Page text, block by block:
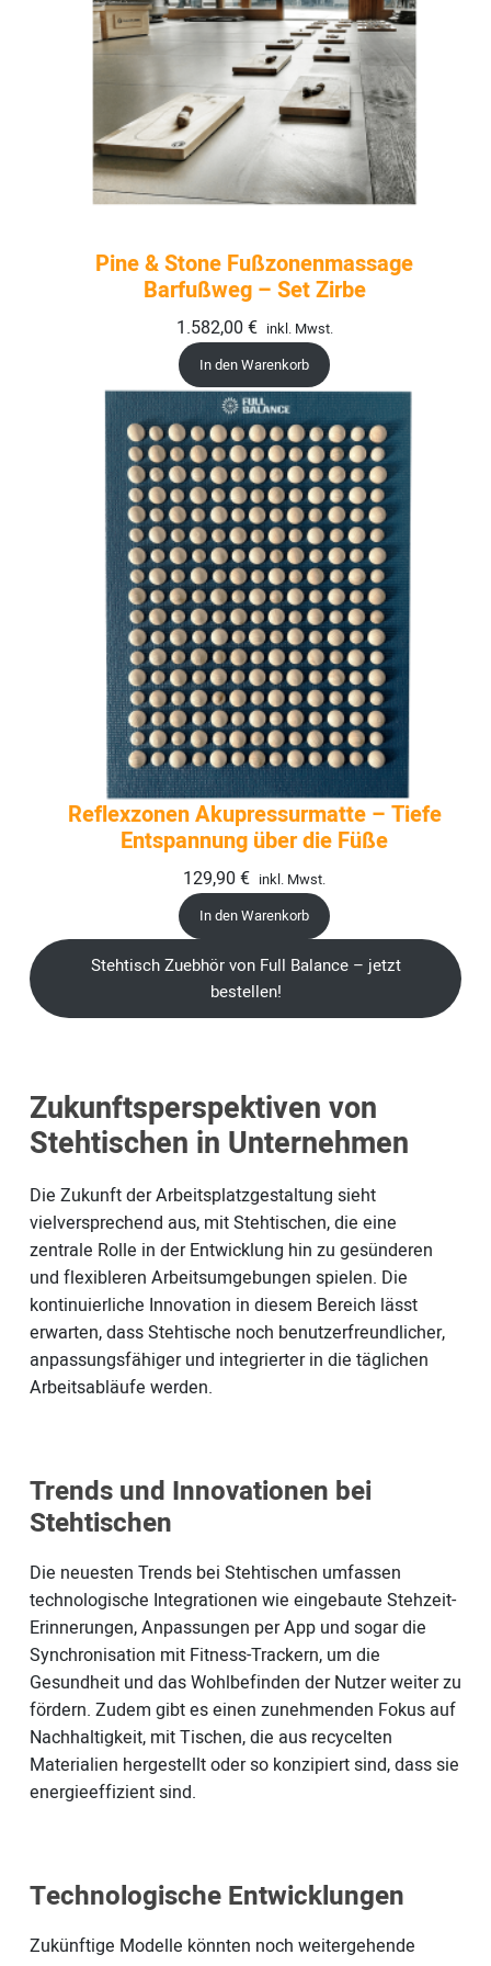
Pine & Stone Fußzonenmassage
Barfußweg – Set Zirbe
1.582,00€ inkl. Mwst.
In den Warenkorb
Reflexzonen Akupressurmatte – Tiefe
Entspannung über die Füße
129,90€ inkl. Mwst.
In den Warenkorb
Stehtisch Zuebhör von Full Balance – jetzt
bestellen!
Zukunftsperspektiven von
Stehtischen in Unternehmen
Die Zukunft der Arbeitsplatzgestaltung sieht
vielversprechend aus, mit Stehtischen, die eine
zentrale Rolle in der Entwicklung hin zu gesünderen
und flexibleren Arbeitsumgebungen spielen. Die
kontinuierliche Innovation in diesem Bereich lässt
erwarten, dass Stehtische noch benutzerfreundlicher,
anpassungsfähiger und integrierter in die täglichen
Arbeitsabläufe werden.
Trends und Innovationen bei
Stehtischen
Die neuesten Trends bei Stehtischen umfassen
technologische Integrationen wie eingebaute Stehzeit-
Erinnerungen, Anpassungen per App und sogar die
Synchronisation mit Fitness-Trackern, um die
Gesundheit und das Wohlbefinden der Nutzer weiter zu
fördern. Zudem gibt es einen zunehmenden Fokus auf
Nachhaltigkeit, mit Tischen, die aus recycelten
Materialien hergestellt oder so konzipiert sind, dass sie
energieeffizient sind.
Technologische Entwicklungen
Zukünftige Modelle könnten noch weitergehende